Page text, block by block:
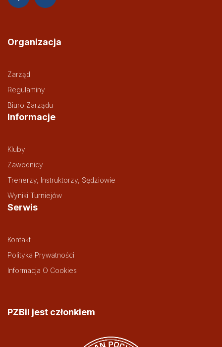
Organizacja
Zarząd
Regulaminy
Biuro Zarządu
Informacje
Kluby
Zawodnicy
Trenerzy, Instruktorzy, Sędziowie
Wyniki Turniejów
Serwis
Kontakt
Polityka Prywatności
Informacja O Cookies
PZBil jest członkiem